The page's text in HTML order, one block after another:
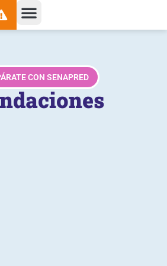
CON SENAPRED